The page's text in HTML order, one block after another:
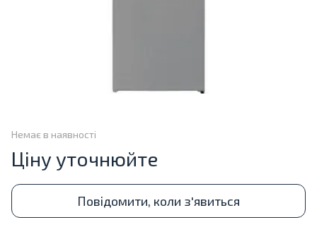
Немає в наявності
Ціну уточнюйте
Повідомити, коли з'явиться